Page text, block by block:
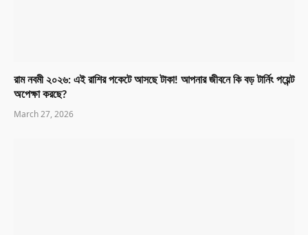
রাম নবমী ২০২৬: এই রাশির পকেটে আসছে টাকা! আপনার জীবনে কি বড় টার্নিং পয়েন্ট
অপেক্ষা করছে?
March 27, 2026